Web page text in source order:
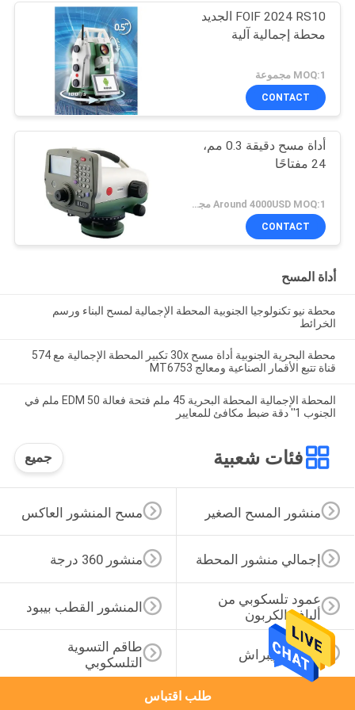
FOIF 2024 RS10 الجديد
محطة إجمالية آلية
MOQ:1 مجموعة
CONTACT
أداة مسح دقيقة 0.3 مم،
24 مفتاحًا
Around 4000USD MOQ:1 مجموعة
CONTACT
أداة المسح
محطة نيو تكنولوجيا الجنوبية المحطة الإجمالية لمسح البناء ورسم
الخرائط
محطة البحرية الجنوبية أداة مسح 30x تكبير المحطة الإجمالية مع 574
قناة تتبع الأقمار الصناعية ومعالج MT6753
المحطة الإجمالية المحطة البحرية 45 ملم فتحة فعالة EDM 50 ملم في
الجنوب 1'' دقة ضبط مكافئ للمعايير
فئات شعبية جميع
مسح المنشور العاكس منشور المسح الصغير
منشور 360 درجة إجمالي منشور المحطة
المنشور القطب بيبود
عمود تلسكوبي من
ألياف الكربون
طاقم التسوية
التلسكوبي
محول تريبراش
طلب اقتباس